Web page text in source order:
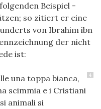
Beispiel -
so zitiert er eine
von Ibrahim ibn
der nicht
ist:
4
una toppa bianca,
scimmia e i Cristiani
animali si